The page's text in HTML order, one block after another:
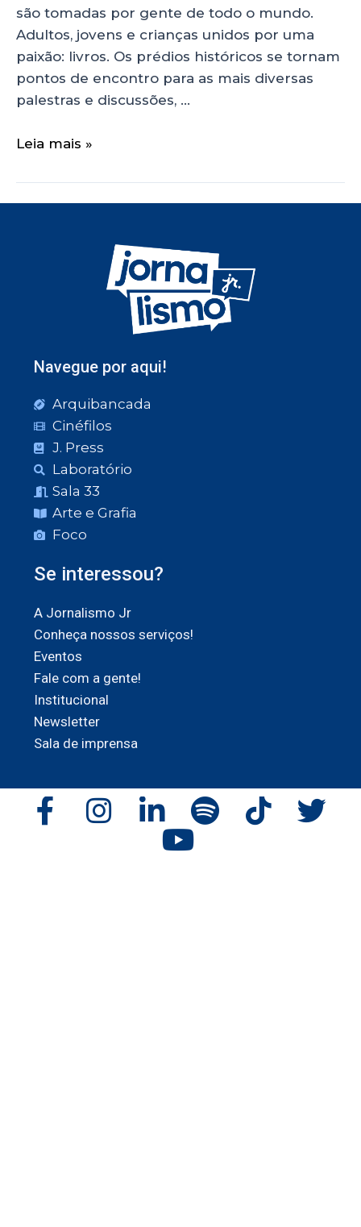
são tomadas por gente de todo o mundo.
Adultos, jovens e crianças unidos por uma
paixão: livros. Os prédios históricos se tornam
pontos de encontro para as mais diversas
palestras e discussões, …
Leia mais »
Navegue por aqui!
Arquibancada
Cinéfilos
J. Press
Laboratório
Sala 33
Arte e Grafia
Foco
Se interessou?
A Jornalismo Jr
Conheça nossos serviços!
Eventos
Fale com a gente!
Institucional
Newsletter
Sala de imprensa